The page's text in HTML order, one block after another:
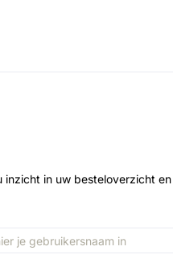
in uw besteloverzicht